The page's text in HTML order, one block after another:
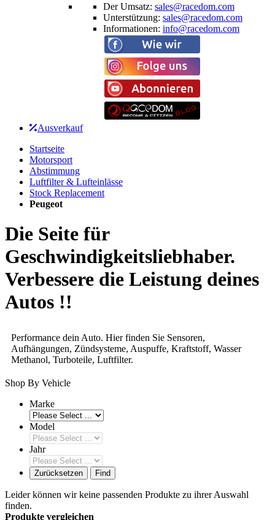
Der Umsatz: sales@racedom.com
Unterstützung: sales@racedom.com
Informationen: info@racedom.com
Ausverkauf
Startseite
Motorsport
Abstimmung
Luftfilter & Lufteinlässe
Stock Replacement
Peugeot
Die Seite für
Geschwindigkeitsliebhaber.
Verbessere die Leistung deines
Autos !!
Performance dein Auto. Hier finden Sie Sensoren,
Aufhängungen, Zündsysteme, Auspuffe, Kraftstoff, Wasser
Methanol, Turboteile, Luftfilter.
Shop By Vehicle
Marke
Model
Jahr
Zurücksetzen Find
Leider können wir keine passenden Produkte zu ihrer Auswahl
finden.
Produkte vergleichen